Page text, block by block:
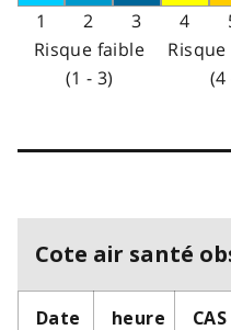
1 2 3 4
Risque faible
(1 - 3)
(4
Cote air santé
Date heure CAS